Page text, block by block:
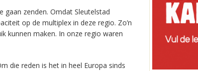
gaan zenden. Omdat Sleutelstad
op de multiplex in deze regio. Zo’n
kunnen maken. In onze regio waren
die reden is het in heel Europa sinds